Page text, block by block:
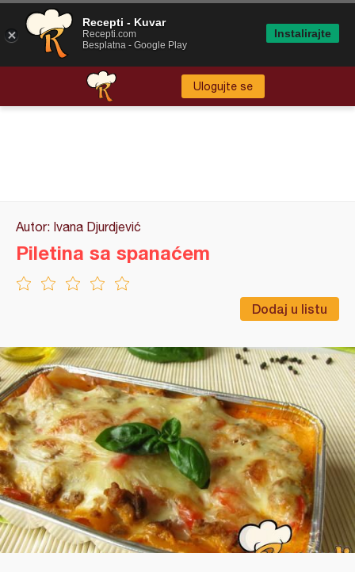
Ulogujte se
Autor: Ivana Djurdjević
Dodaj u listu
Piletina sa spanaćem
Recepti - Kuvar
Recepti.com
Besplatna - Google Play
Instalirajte